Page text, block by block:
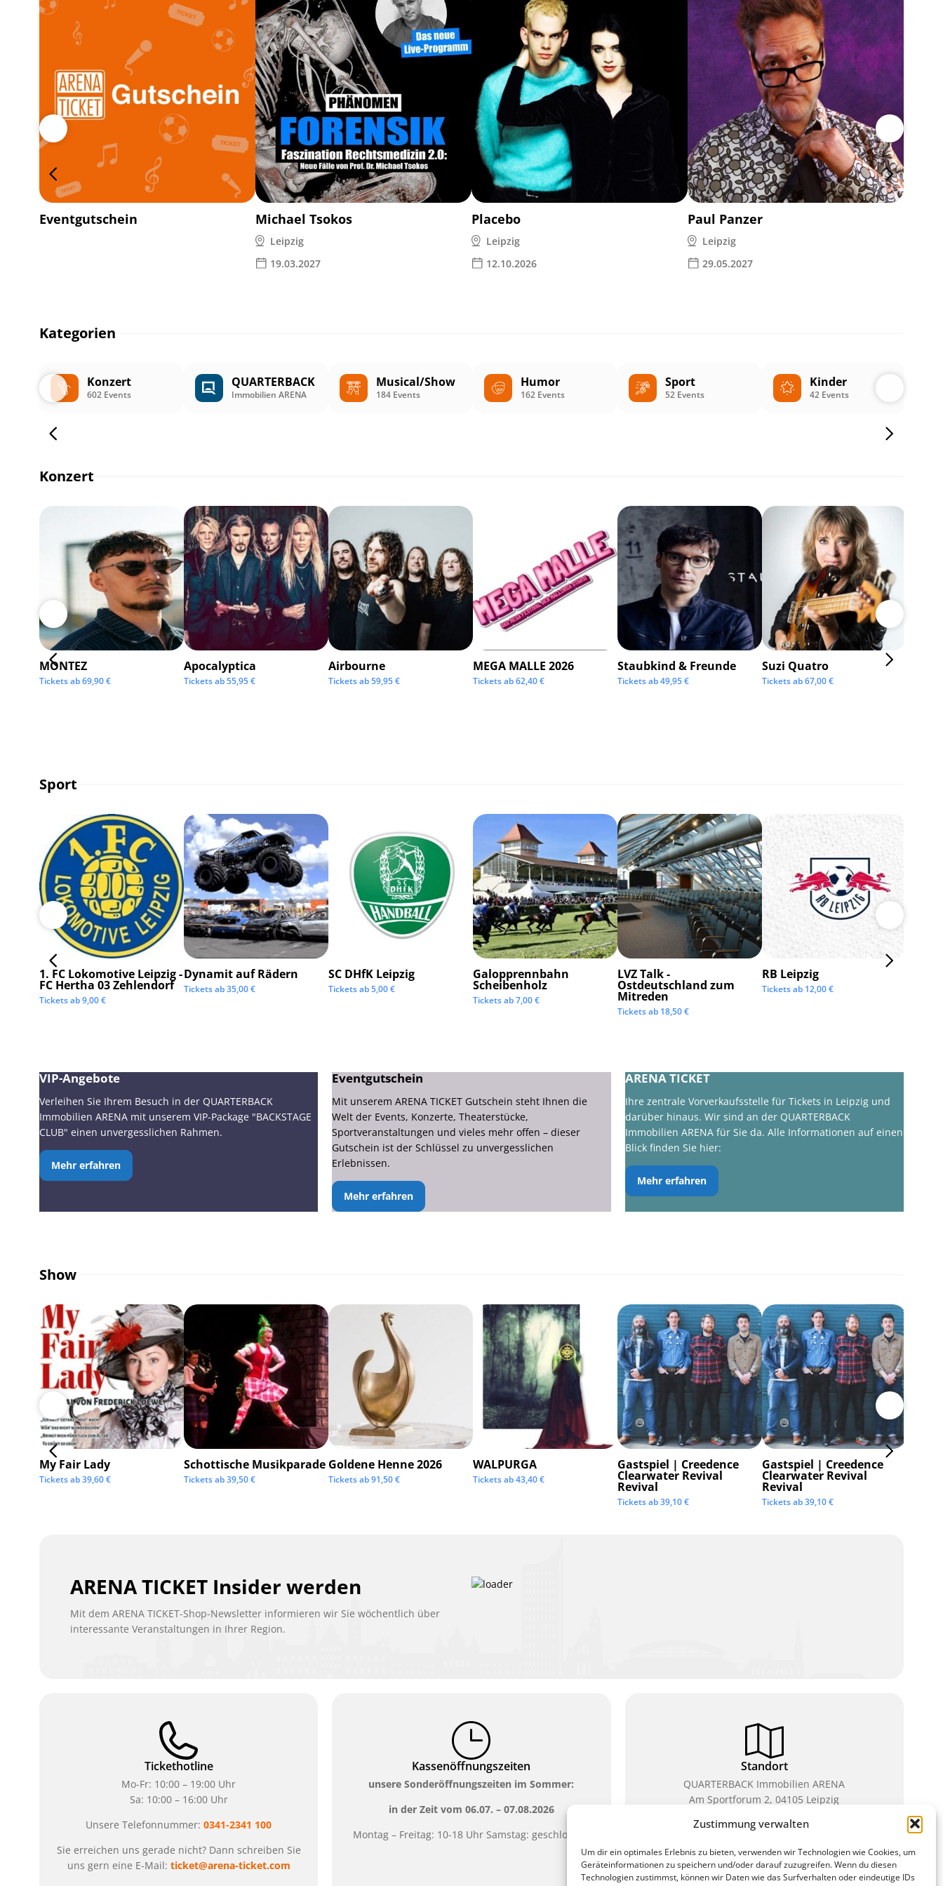
Zustimmung verwalten
Um dir ein optimales Erlebnis zu bieten, verwenden wir Technologien wie Cookies, um
Geräteinformationen zu speichern und/oder darauf zuzugreifen. Wenn du diesen
Technologien zustimmst, können wir Daten wie das Surfverhalten oder eindeutige IDs
Eventgutschein Michael Tsokos
Leipzig
19.03.2027
Placebo
Leipzig
12.10.2026
Paul Panzer
Leipzig
29.05.2027
Kategorien
Konzert
602 Events
QUARTERBACK
Immobilien ARENA
Musical/Show
184 Events
Humor
162 Events
Sport
52 Events
Kinder
42 Events
Konzert
MONTEZ
Tickets ab69,90€
Apocalyptica
Tickets ab55,95€
Airbourne
Tickets ab59,95€
MEGA MALLE 2026
Tickets ab62,40€
Staubkind & Freunde
Tickets ab49,95€
Suzi Quatro
Tickets ab67,00€
Sport
1. FC Lokomotive Leipzig -
FC Hertha 03 Zehlendorf
Tickets ab9,00€
Dynamit auf Rädern
Tickets ab35,00€
SC DHfK Leipzig
Tickets ab5,00€
Galopprennbahn
Scheibenholz
Tickets ab7,00€
LVZ Talk -
Ostdeutschland zum
Mitreden
Tickets ab 18,50€
RB Leipzig
Tickets ab 12,00€
VIP-Angebote
Verleihen Sie Ihrem Besuch in der QUARTERBACK
Immobilien ARENA mit unserem VIP-Package "BACKSTAGE
CLUB" einen unvergesslichen Rahmen.
Mehr erfahren
Eventgutschein
Mit unserem ARENA TICKET Gutschein steht Ihnen die
Welt der Events, Konzerte, Theaterstücke,
Sportveranstaltungen und vieles mehr offen – dieser
Gutschein ist der Schlüssel zu unvergesslichen
Erlebnissen.
Mehr erfahren
ARENA TICKET
Ihre zentrale Vorverkaufsstelle für Tickets in Leipzig und
darüber hinaus. Wir sind an der QUARTERBACK
Immobilien ARENA für Sie da. Alle Informationen auf einen
Blick finden Sie hier:
Mehr erfahren
Show
My Fair Lady
Tickets ab39,60€
Schottische Musikparade
Tickets ab39,50€
Goldene Henne 2026
Tickets ab91,50€
WALPURGA
Tickets ab43,40€
Gastspiel | Creedence
Clearwater Revival
Revival
Tickets ab39,10€
Gastspiel | Creedence
Clearwater Revival
Revival
Tickets ab39,10€
ARENA TICKET Insider werden
Mit dem ARENA TICKET-Shop-Newsletter informieren wir Sie wöchentlich über
interessante Veranstaltungen in Ihrer Region.
Tickethotline
Mo-Fr: 10:00 – 19:00 Uhr
Sa: 10:00 – 16:00 Uhr
Unsere Telefonnummer:0341-2341 100
Sie erreichen uns gerade nicht? Dann schreiben Sie
uns gern eine E-Mail: ticket@arena-ticket.com
Kassenöffnungszeiten
unsere Sonderöffnungszeiten im Sommer:
in der Zeit vom 06.07. – 07.08.2026
Montag – Freitag: 10-18 Uhr Samstag: geschlossen
Standort
QUARTERBACK Immobilien ARENA
Am Sportforum 2, 04105 Leipzig
Sie erreichen uns mit dem Öffentlichen Nahverkehr:
Waldplatz/Arena. Kostenfreies Parken ist während
des Ticketkaufs möglich.